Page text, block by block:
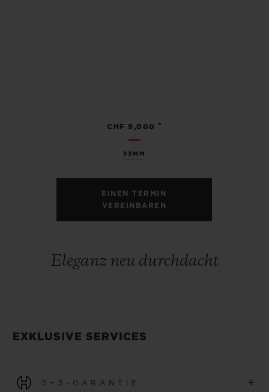
33MM
CHF 9,000 •
EINEN TERMIN
VEREINBAREN
Eleganz neu durchdacht
EXKLUSIVE SERVICES
5+5-GARANTIE +